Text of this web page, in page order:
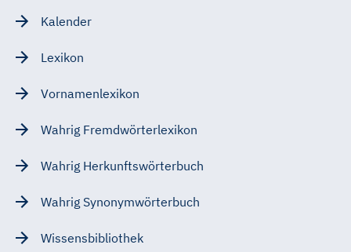
Kalender
Lexikon
Vornamenlexikon
Wahrig Fremdwörterlexikon
Wahrig Herkunftswörterbuch
Wahrig Synonymwörterbuch
Wissensbibliothek